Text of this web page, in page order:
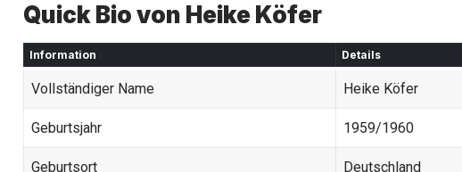
Quick Bio von Heike Köfer
Information Details
Vollständiger Name Heike Köfer
Geburtsjahr 1959/1960
Geburtsort Deutschland